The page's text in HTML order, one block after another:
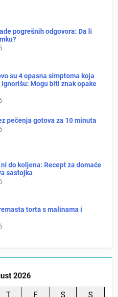
pogrešnih odgovora: Da li
su 4 opasna simptoma koja
Mogu biti znak opake
pečenja gotova za 10 minuta
do koljena: Recept za domaće
sastojka
torta s malinama i
2026
T F S S